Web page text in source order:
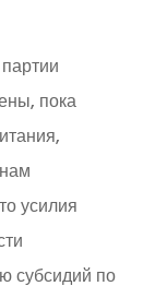
пока
усилия
субсидий по